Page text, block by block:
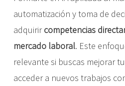
automatización y toma de
adquirircompetencias
mercado laboral. Este
relevante si buscas mejorar
acceder a nuevos trabajos